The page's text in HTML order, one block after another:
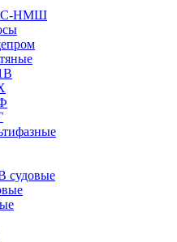
НМШ
судовые